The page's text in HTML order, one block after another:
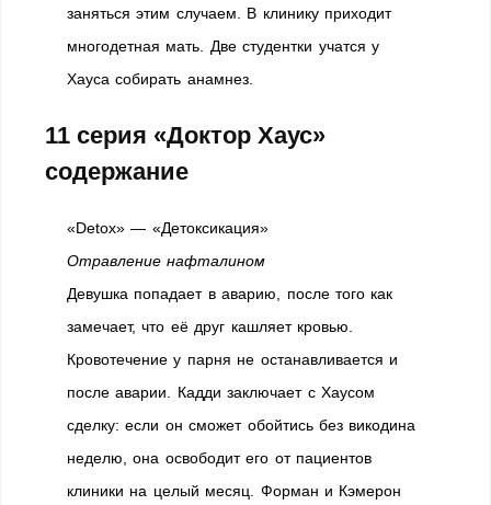
заняться этим случаем. В клинику приходит
многодетная мать. Две студентки учатся у
Хауса собирать анамнез.
11 серия «Доктор Хаус»
содержание
«Detox» — «Детоксикация»
Отравление нафталином
Девушка попадает в аварию, после того как
замечает, что её друг кашляет кровью.
Кровотечение у парня не останавливается и
после аварии. Кадди заключает с Хаусом
сделку: если он сможет обойтись без викодина
неделю, она освободит его от пациентов
клиники на целый месяц. Форман и Кэмерон